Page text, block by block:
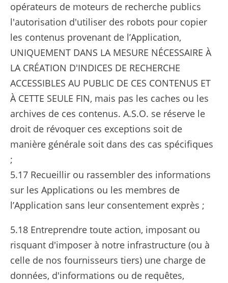
opérateurs de moteurs de recherche publics
l'autorisation d'utiliser des robots pour copier
les contenus provenant de l’Application,
UNIQUEMENT DANS LA MESURE NÉCESSAIRE À
LA CRÉATION D'INDICES DE RECHERCHE
ACCESSIBLES AU PUBLIC DE CES CONTENUS ET
À CETTE SEULE FIN, mais pas les caches ou les
archives de ces contenus. A.S.O. se réserve le
droit de révoquer ces exceptions soit de
manière générale soit dans des cas spécifiques
;
5.17 Recueillir ou rassembler des informations
sur les Applications ou les membres de
l’Application sans leur consentement exprès ;
5.18 Entreprendre toute action, imposant ou
risquant d'imposer à notre infrastructure (ou à
celle de nos fournisseurs tiers) une charge de
données, d'informations ou de requêtes,